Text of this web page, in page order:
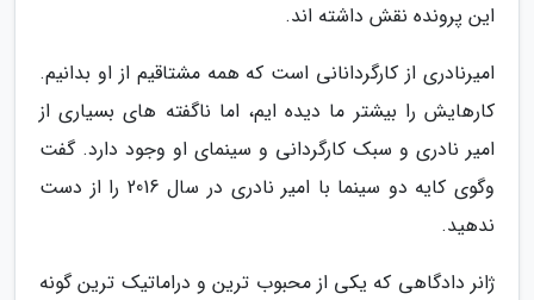
این پرونده نقش داشته اند.
امیرنادری از کارگردانانی است که همه مشتاقیم از او بدانیم.
کارهایش را بیشتر ما دیده ایم، اما ناگفته های بسیاری از
امیر نادری و سبک کارگردانی و سینمای او وجود دارد. گفت
وگوی کایه دو سینما با امیر نادری در سال 2016 را از دست
ندهید.
ژانر دادگاهی که یکی از محبوب ترین و دراماتیک ترین گونه